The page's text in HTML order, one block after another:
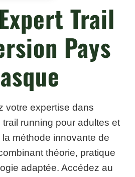
Trail
Pays
votre expertise dans
trail running pour adultes et
méthode innovante de
théorie, pratique
adaptée. Accédez au